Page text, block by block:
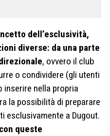
dell’esclusività,
diverse: da una parte
, ovvero il club
o condividere (gli utenti
inserire nella propria
la possibilità di preparare
esclusivamente a Dugout.
queste